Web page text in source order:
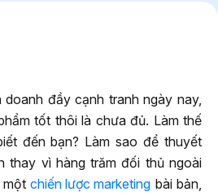
doanh đầy cạnh tranh ngày nay,
tốt thôi là chưa đủ. Làm thế
đến bạn? Làm sao để thuyết
thay vì hàng trăm đối thủ ngoài
mộtchiến lược marketing bài bản,